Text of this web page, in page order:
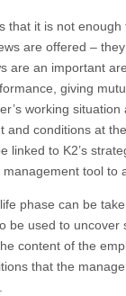
that it is not
are offered –
are an important
giving
working
and conditions at
linked to K2’s
tool to
phase can be
be used to uncover
content of the
that the